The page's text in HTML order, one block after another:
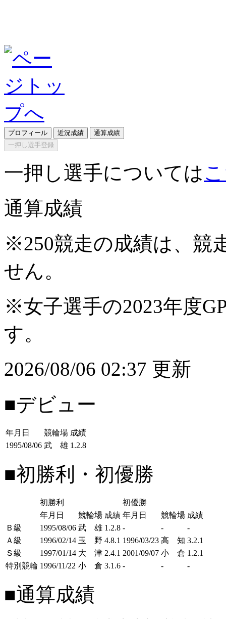
プロフィール 近況成績
通算成績
一押し選手登録
一押し選手については
通算成績
※250競走の成績は、競
せん。
※女子選手の2023年度
す。
2026/08/06 02:37 更新
■デビュー
年月日 競輪場 成績
1995/08/06 武 雄 1.2.8
■初勝利・初優勝
初勝利
初優勝
年月日
競輪場 成績 年月日 競輪場 成績
Ｂ級
1995/08/06 武 雄 1.2.8 - -
-
Ａ級
1996/02/14 玉 野 4.8.1 1996/03/23 高 知 3.2.1
Ｓ級
1997/01/14 大 津 2.4.1 2001/09/07 小 倉 1.2.1
特別競輪 1996/11/22 小 倉 3.1.6 - - -
■通算成績